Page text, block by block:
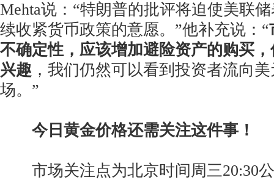
Mehta说：“特朗普的批评将迫使美联
续收紧货币政策的意愿。”他补充说：“
不确定性，应该增加避险资产的购买
兴趣 ，我们仍然可以看到投资者流向
场。”
今日黄金价格还需关注这件事！
市场关注点为北京时间周三20:30公